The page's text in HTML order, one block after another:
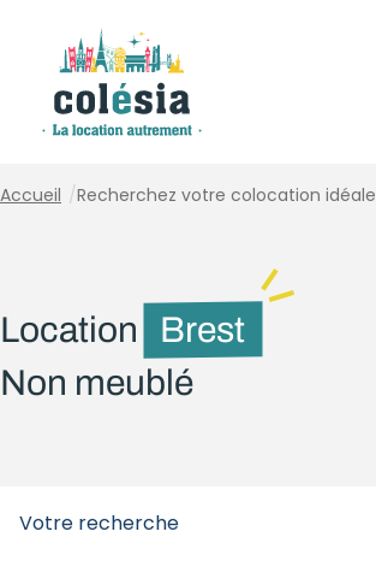
Accueil /Recherchez votre colocation idéale
Location
Brest
Non meublé
Votre recherche